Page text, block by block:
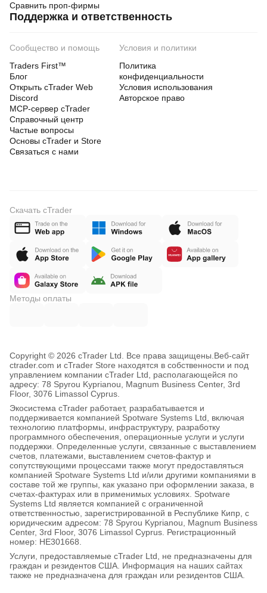
Сравнить проп-фирмы
Поддержка и ответственность
Сообщество и помощь
Traders First™
Блог
Открыть cTrader Web
Discord
MCP-сервер cTrader
Справочный центр
Частые вопросы
Основы cTrader и Store
Связаться с нами
Условия и политики
Политика
конфиденциальности
Условия использования
Авторское право
Скачать cTrader
Методы оплаты
Copyright © 2026 cTrader Ltd. Все права защищены. Веб-сайт
ctrader.com и cTrader Store находятся в собственности и под
управлением компании cTrader Ltd, располагающейся по
адресу: 78 Spyrou Kyprianou, Magnum Business Center, 3rd
Floor, 3076 Limassol Cyprus.
Экосистема cTrader работает, разрабатывается и
поддерживается компанией Spotware Systems Ltd, включая
технологию платформы, инфраструктуру, разработку
программного обеспечения, операционные услуги и услуги
поддержки. Определенные услуги, связанные с выставлением
счетов, платежами, выставлением счетов-фактур и
сопутствующими процессами также могут предоставляться
компанией Spotware Systems Ltd и/или другими компаниями в
составе той же группы, как указано при оформлении заказа, в
счетах-фактурах или в применимых условиях. Spotware
Systems Ltd является компанией с ограниченной
ответственностью, зарегистрированной в Республике Кипр, с
юридическим адресом: 78 Spyrou Kyprianou, Magnum Business
Center, 3rd Floor, 3076 Limassol Cyprus. Регистрационный
номер: HE301668.
Услуги, предоставляемые cTrader Ltd, не предназначены для
граждан и резидентов США. Информация на наших сайтах
также не предназначена для граждан или резидентов США.